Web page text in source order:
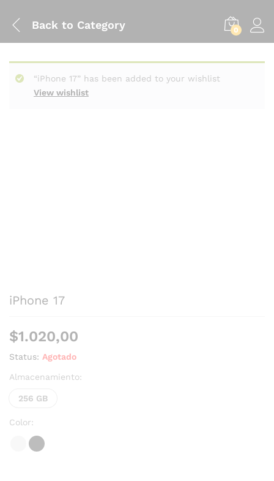
Back to Category 0
View wishlist
“iPhone 17” has been added to your wishlist
iPhone 17
$1.020,00
Status: Agotado
Almacenamiento:
256 GB
Color: